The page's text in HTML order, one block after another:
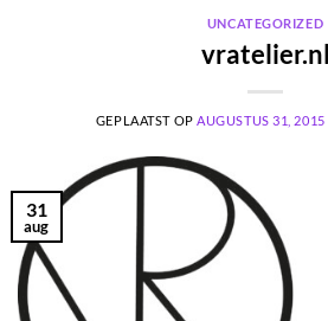
UNCATEGORIZED
vratelier.nl
GEPLAATST OP AUGUSTUS 31, 2015
31
aug